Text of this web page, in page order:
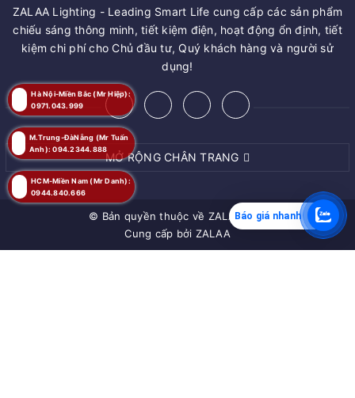
ZALAA Lighting - Leading Smart Life cung cấp các sản phẩm
chiếu sáng thông minh, tiết kiệm điện, hoạt động ổn định, tiết
kiệm chi phí cho Chủ đầu tư, Quý khách hàng và người sử
dụng!
MỞ RỘNG CHÂN TRANG
© Bản quyền thuộc về ZALAA JSC
Cung cấp bởi ZALAA
HCM-Miền Nam (Mr Danh):
0944.840.666
Hà Nội-Miền Bắc (Mr Hiệp):
0971.043.999
M.Trung-ĐàNẵng (Mr Tuấn
Anh): 094.2344.888
Báo giá nhanh